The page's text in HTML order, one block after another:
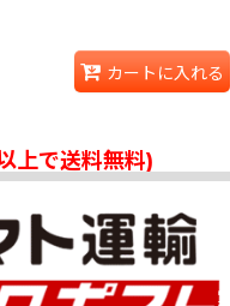
カートに入れる
上で送料無料)